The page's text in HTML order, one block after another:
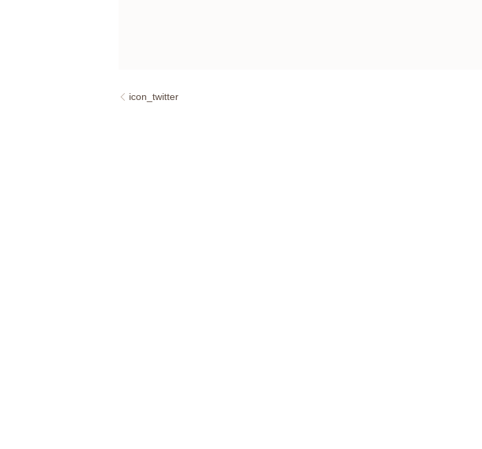
icon_twitter